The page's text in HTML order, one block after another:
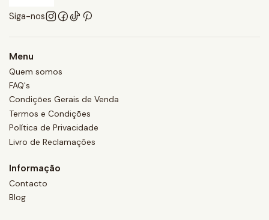
Siga-nos
Menu
Quem somos
FAQ's
Condições Gerais de Venda
Termos e Condições
Política de Privacidade
Livro de Reclamações
Informação
Contacto
Blog